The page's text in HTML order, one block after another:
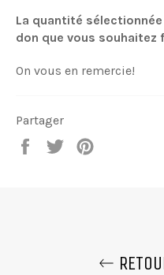
La quantité
don que vous souhaitez
On vous en remercie!
Partager
PartagerTweeter